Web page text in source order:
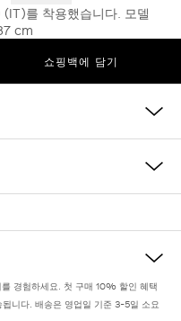
를 착용했습니다. 모델
cm
쇼핑백에 담기
경험하세요. 첫 구매 10% 할인 혜택
니다. 배송은 영업일 기준 3-5일 소요